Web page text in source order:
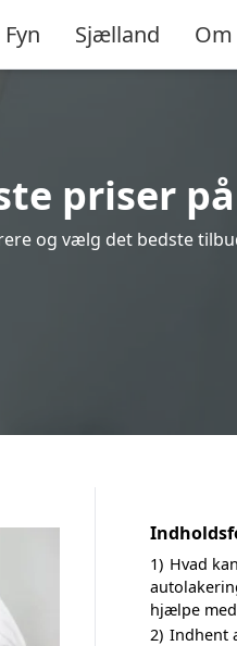
Fyn Sjælland
priser
og vælg det bedste
1) Hvad
hjælpe
2) Indhent